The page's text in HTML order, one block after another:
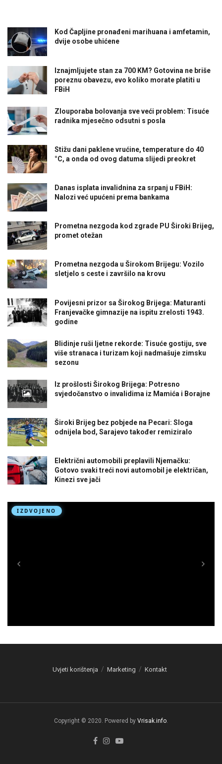
Kod Čapljine pronađeni marihuana i amfetamin,
dvije osobe uhićene
Iznajmljujete stan za 700 KM? Gotovina ne briše
poreznu obavezu, evo koliko morate platiti u
FBiH
Zlouporaba bolovanja sve veći problem: Tisuće
radnika mjesečno odsutni s posla
Stižu dani paklene vrućine, temperature do 40
°C, a onda od ovog datuma slijedi preokret
Danas isplata invalidnina za srpanj u FBiH:
Nalozi već upućeni prema bankama
Prometna nezgoda kod zgrade PU Široki Brijeg,
promet otežan
Prometna nezgoda u Širokom Brijegu: Vozilo
sletjelo s ceste i završilo na krovu
Povijesni prizor sa Širokog Brijega: Maturanti
Franjevačke gimnazije na ispitu zrelosti 1943.
godine
Blidinje ruši ljetne rekorde: Tisuće gostiju, sve
više stranaca i turizam koji nadmašuje zimsku
sezonu
Iz prošlosti Širokog Brijega: Potresno
svjedočanstvo o invalidima iz Mamića i Borajne
Široki Brijeg bez pobjede na Pecari: Sloga
odnijela bod, Sarajevo također remiziralo
Električni automobili preplavili Njemačku:
Gotovo svaki treći novi automobil je električan,
Kinezi sve jači
Uvjeti korištenja Marketing Kontakt
Copyright © 2020. Powered by Vrisak.info.